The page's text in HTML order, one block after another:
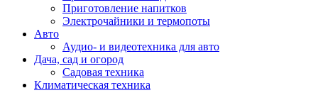
Приготовление напитков
Электрочайники и термопоты
Авто
Аудио- и видеотехника для авто
Дача, сад и огород
Садовая техника
Климатическая техника